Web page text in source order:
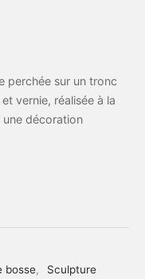
perchée sur un tronc
vernie, réalisée à la
une décoration
bosse, Sculpture